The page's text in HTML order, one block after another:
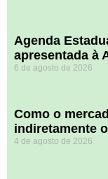
Agenda
apresentada à
6 de agosto de 2026
​Como o
indiretamente
4 de agosto de 2026